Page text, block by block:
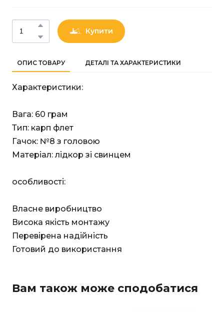
Купити
ОПИС ТОВАРУ ДЕТАЛІ ТА ХАРАКТЕРИСТИКИ
Характеристики:
Вага: 60 грам
Тип: карп флет
Гачок: №8 з головою
Матеріал: лідкор зі свинцем
особливості:
Власне виробництво
Висока якість монтажу
Перевірена надійність
Готовий до використання
Вам також може сподобатися